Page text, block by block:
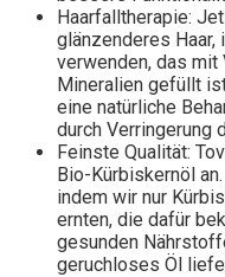
Haarfalltherapie:
glänzenderes
verwenden, das mit
Mineralien gefüllt
eine natürliche
durch Verringerung
Feinste Qualität:
Bio-Kürbiskernöl
indem wir nur
ernten, die dafür
gesunden
geruchloses Öl